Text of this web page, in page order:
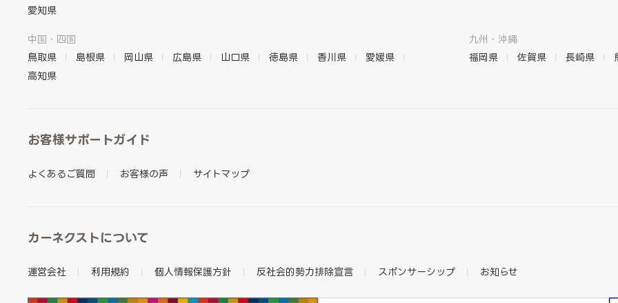
愛知県
中国・四国
鳥取県
島根県 岡山県 広島県 山口県 徳島県 香川県
愛媛県
高知県
九州・沖縄
福岡県
佐賀県 長崎県
お客様サポートガイド
よくあるご質問 お客様の声 サイトマップ
カーネクストについて
運営会社 利用規約 個人情報保護方針 反社会的勢力排除宣言 スポンサーシップ お知らせ